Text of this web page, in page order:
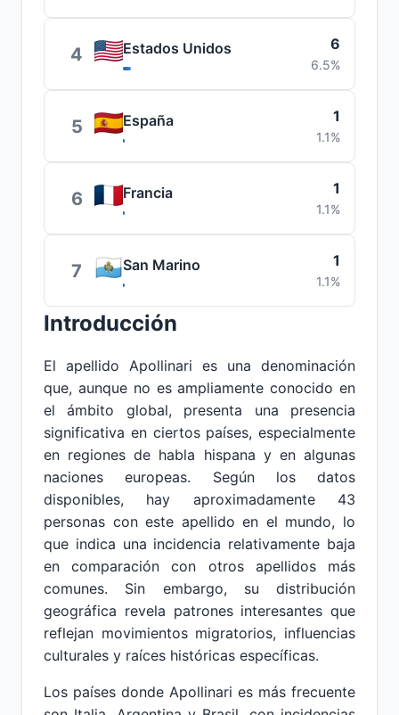
4 Estados Unidos 6
6.5%
5 España 1
1.1%
6 Francia 1
1.1%
7 San Marino 1
1.1%
Introducción
El apellido Apollinari es una denominación
que, aunque no es ampliamente conocido en
el ámbito global, presenta una presencia
significativa en ciertos países, especialmente
en regiones de habla hispana y en algunas
naciones europeas. Según los datos
disponibles, hay aproximadamente 43
personas con este apellido en el mundo, lo
que indica una incidencia relativamente baja
en comparación con otros apellidos más
comunes. Sin embargo, su distribución
geográfica revela patrones interesantes que
reflejan movimientos migratorios, influencias
culturales y raíces históricas específicas.
Los países donde Apollinari es más frecuente